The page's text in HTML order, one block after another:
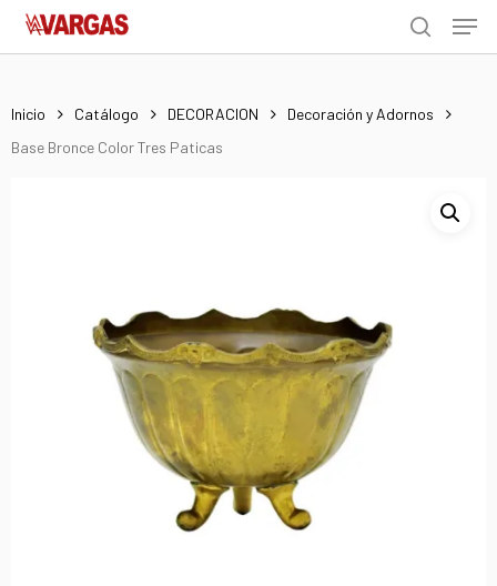
Skip
search
Menu
Inicio Catálogo DECORACION
Decoración y Adornos
Base Bronce Color Tres Paticas